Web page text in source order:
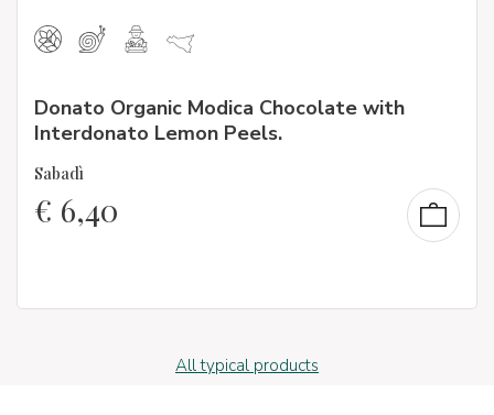
Donato Organic Modica Chocolate with
Interdonato Lemon Peels.
Sabadì
€ 6,40
All typical products